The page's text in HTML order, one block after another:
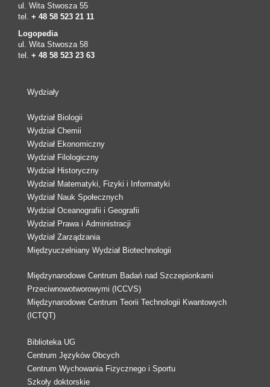
ul. Wita Stwosza 55
tel. + 48 58 523 21 11
Logopedia
ul. Wita Stwosza 58
tel. + 48 58 523 23 63
Wydziały
Wydział Biologii
Wydział Chemii
Wydział Ekonomiczny
Wydział Filologiczny
Wydział Historyczny
Wydział Matematyki, Fizyki i Informatyki
Wydział Nauk Społecznych
Wydział Oceanografii i Geografii
Wydział Prawa i Administracji
Wydział Zarządzania
Międzyuczelniany Wydział Biotechnologii
Międzynarodowe Centrum Badań nad Szczepionkami
Przeciwnowotworowymi (ICCVS)
Międzynarodowe Centrum Teorii Technologii Kwantowych
(ICTQT)
Biblioteka UG
Centrum Języków Obcych
Centrum Wychowania Fizycznego i Sportu
Szkoły doktorskie